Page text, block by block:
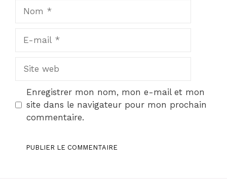
Site
Enregistrer mon nom, mon e-mail et mon
site dans le navigateur pour mon prochain
commentaire.